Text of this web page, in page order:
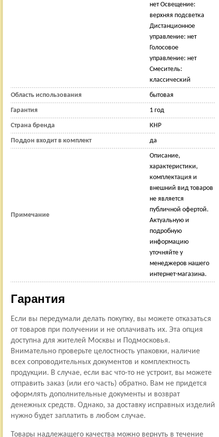
нет Освещение:
верхняя подсветка
Дистанционное
управление: нет
Голосовое
управление: нет
Смеситель:
классический
Область использования бытовая
Гарантия 1 год
Страна бренда КНР
Поддон входит в комплект да
Примечание
Описание,
характеристики,
комплектация и
внешний вид товаров
не является
публичной офертой.
Актуальную и
подробную
информацию
уточняйте у
менеджеров нашего
интернет-магазина.
Гарантия
Если вы передумали делать покупку, вы можете отказаться
от товаров при получении и не оплачивать их. Эта опция
доступна для жителей Москвы и Подмосковья.
Внимательно проверьте целостность упаковки, наличие
всех сопроводительных документов и комплектность
продукции. В случае, если вас что-то не устроит, вы можете
отправить заказ (или его часть) обратно. Вам не придется
оформлять дополнительные документы и возврат
денежных средств. Однако, за доставку исправных изделий
нужно будет заплатить в любом случае.
Товары надлежащего качества можно вернуть в течение